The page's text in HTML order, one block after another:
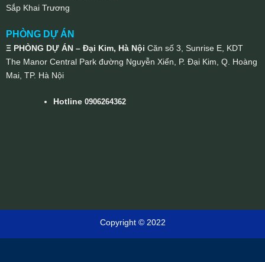
Sắp Khai Trương
PHÒNG DỰ ÁN
Ξ PHÒNG DỰ ÁN – Đại Kim, Hà Nội Căn số 3, Sunrise E, KDT
The Manor Central Park đường Nguyễn Xiển, P. Đại Kim, Q. Hoàng
Mai, TP. Hà Nội
Hotline0906264362
Copyright © 2022